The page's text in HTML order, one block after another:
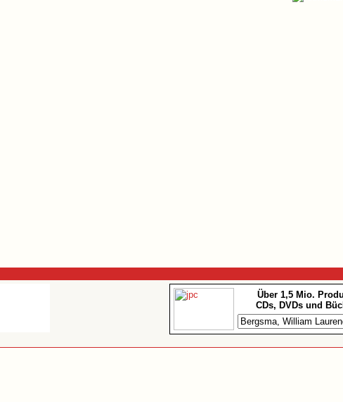
Über 1,5 Mio.
CDs, DVDs und